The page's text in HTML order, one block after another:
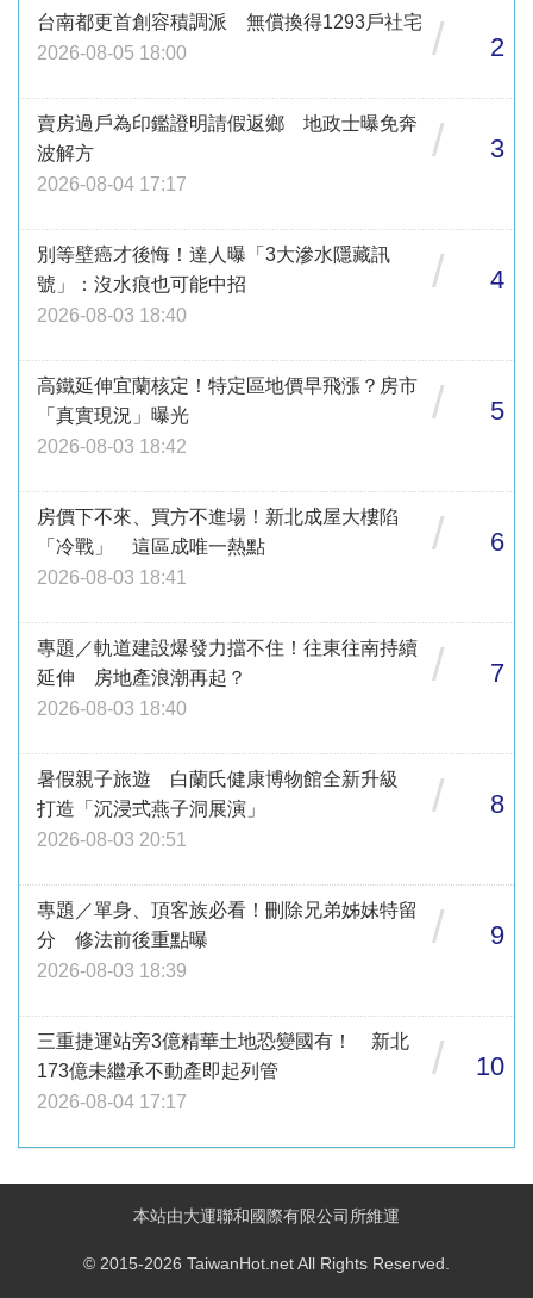
台南都更首創容積調派 無償換得1293戶社宅
2026-08-05 18:00
/ 2
賣房過戶為印鑑證明請假返鄉 地政士曝免奔
波解方
2026-08-04 17:17
/ 3
別等壁癌才後悔！達人曝「3大滲水隱藏訊
號」：沒水痕也可能中招
2026-08-03 18:40
/ 4
高鐵延伸宜蘭核定！特定區地價早飛漲？房市
「真實現況」曝光
2026-08-03 18:42
/ 5
房價下不來、買方不進場！新北成屋大樓陷
「冷戰」 這區成唯一熱點
2026-08-03 18:41
/ 6
專題／軌道建設爆發力擋不住！往東往南持續
延伸 房地產浪潮再起？
2026-08-03 18:40
/ 7
暑假親子旅遊 白蘭氏健康博物館全新升級
打造「沉浸式燕子洞展演」
2026-08-03 20:51
/ 8
專題／單身、頂客族必看！刪除兄弟姊妹特留
分 修法前後重點曝
2026-08-03 18:39
/ 9
三重捷運站旁3億精華土地恐變國有！ 新北
173億未繼承不動產即起列管
2026-08-04 17:17
/ 10
本站由大運聯和國際有限公司所維運
© 2015-2026 TaiwanHot.net All Rights Reserved.